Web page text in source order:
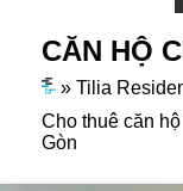
CĂN HỘ
»Tilia
Cho thuê căn
Gòn